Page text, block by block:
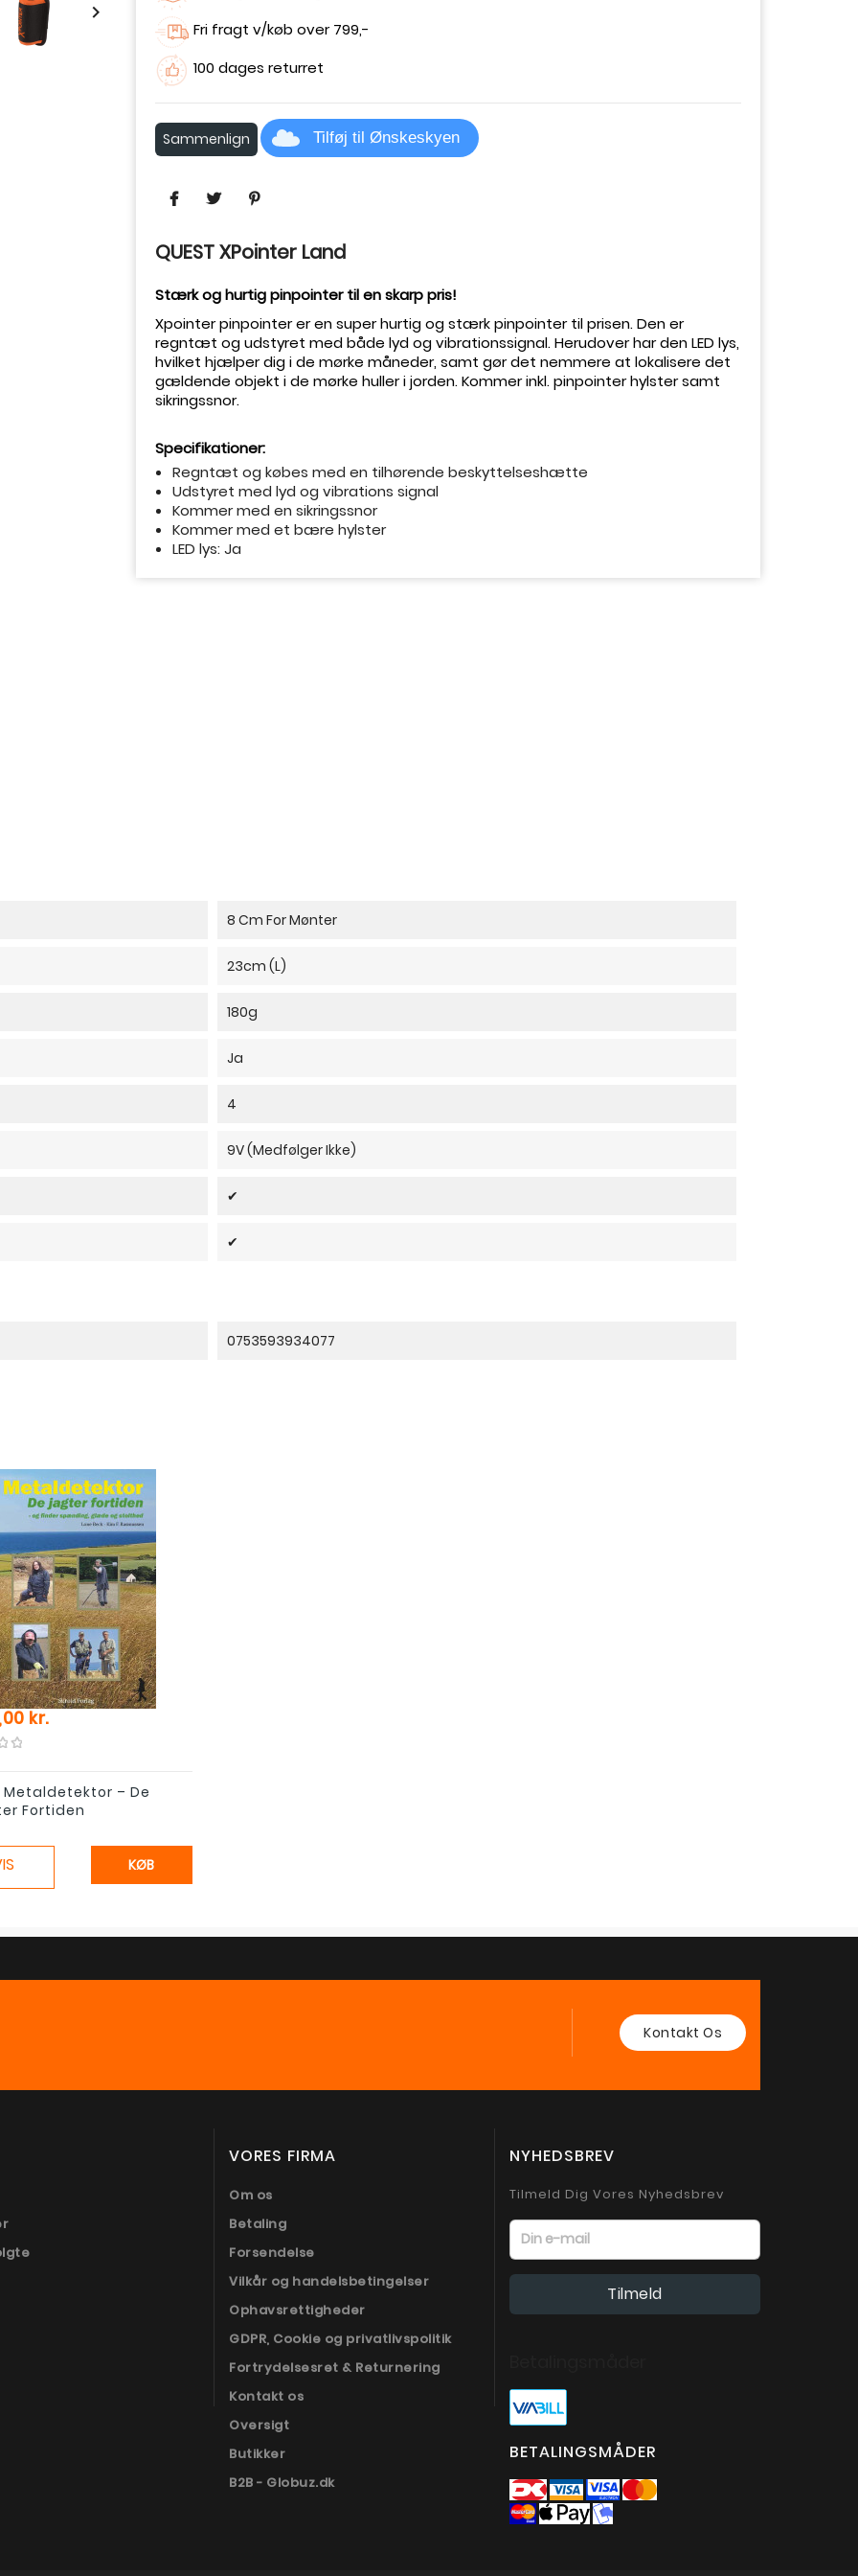

Fri fragt v/køb over 799,-
100 dages returret
Sammenlign Tilføj til Ønskeskyen
QUEST XPointer Land
Stærk og hurtig pinpointer til en skarp pris!
Xpointer pinpointer er en super hurtig og stærk pinpointer til prisen. Den er
regntæt og udstyret med både lyd og vibrationssignal. Herudover har den LED lys,
hvilket hjælper dig i de mørke måneder, samt gør det nemmere at lokalisere det
gældende objekt i de mørke huller i jorden. Kommer inkl. pinpointer hylster samt
sikringssnor.
Specifikationer:
Regntæt og købes med en tilhørende beskyttelseshætte
Udstyret med lyd og vibrations signal
Kommer med en sikringssnor
Kommer med et bære hylster
LED lys: Ja
8 Cm For Mønter
23cm (L)
180g
Ja
4
9V (medfølger Ikke)
✔
✔
0753593934077
kr.
Metaldetektor – De
Fortiden
KØB
Kontakt Os
VORES FIRMA
Om os
Betaling
Forsendelse
Vilkår og handelsbetingelser
Ophavsrettigheder
GDPR, Cookie og privatlivspolitik
Fortrydelsesret & Returnering
Kontakt os
Oversigt
Butikker
B2B - Globuz.dk
NYHEDSBREV
Tilmeld Dig Vores Nyhedsbrev
BETALINGSMÅDER